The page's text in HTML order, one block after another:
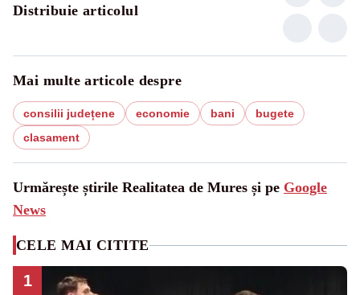
Distribuie articolul
Mai multe articole despre
consilii județene economie bani
bugete
clasament
Urmărește știrile Realitatea de Mures și pe Google
News
CELE MAI CITITE
1